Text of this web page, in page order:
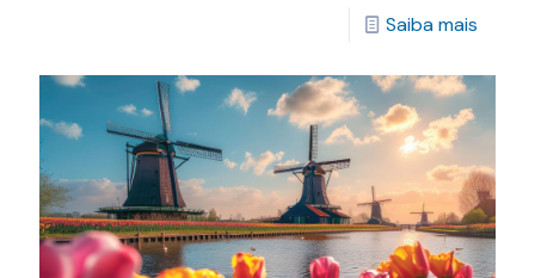
Saiba mais